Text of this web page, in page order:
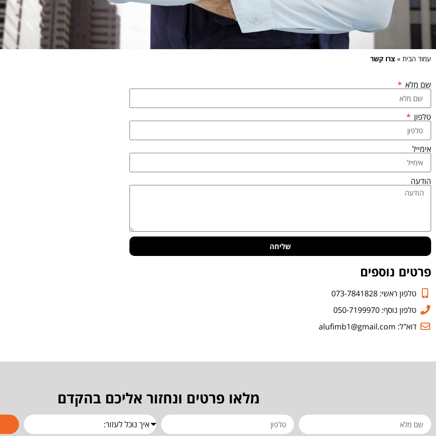
עמוד הבית » צרו קשר
שם מלא
טלפון
אימייל
הודעה
שליחה
פרטים נוספים
טלפון ראשי: 073-7841828
טלפון נוסף: 050-7199970
דוא"ל: alufimb1@gmail.com
מלאו פרטים ונחזור אליכם בהקדם